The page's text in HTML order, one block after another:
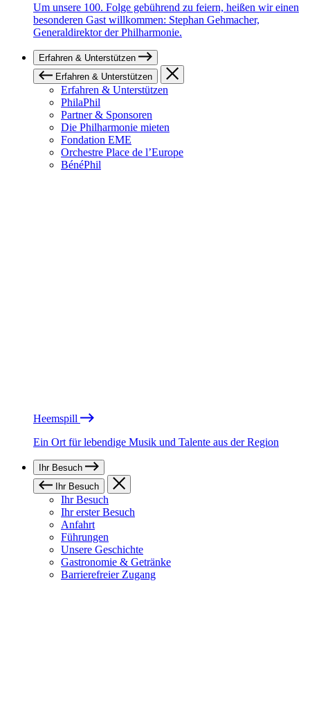
Um unsere 100. Folge gebührend zu feiern, heißen wir einen
besonderen Gast willkommen: Stephan Gehmacher,
Generaldirektor der Philharmonie.
Erfahren & Unterstützen
Erfahren & Unterstützen
Erfahren & Unterstützen
PhilaPhil
Partner & Sponsoren
Die Philharmonie mieten
Fondation EME
Orchestre Place de l’Europe
BénéPhil
Heemspill
Ein Ort für lebendige Musik und Talente aus der Region
Ihr Besuch
Ihr Besuch
Ihr Besuch
Ihr erster Besuch
Anfahrt
Führungen
Unsere Geschichte
Gastronomie & Getränke
Barrierefreier Zugang